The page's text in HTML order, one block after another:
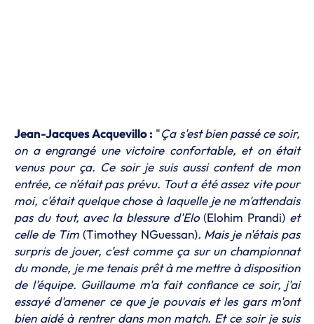
Jean-Jacques Acquevillo : "Ça s'est bien passé ce soir,
on a engrangé une victoire confortable, et on était
venus pour ça. Ce soir je suis aussi content de mon
entrée, ce n'était pas prévu. Tout a été assez vite pour
moi, c'était quelque chose à laquelle je ne m'attendais
pas du tout, avec la blessure d'Elo(Elohim Prandi) et
celle de Tim(Timothey NGuessan). Mais je n'étais pas
surpris de jouer, c'est comme ça sur un championnat
du monde, je me tenais prêt à me mettre à disposition
de l'équipe. Guillaume m'a fait confiance ce soir, j'ai
essayé d'amener ce que je pouvais et les gars m'ont
bien aidé à rentrer dans mon match. Et ce soir je suis